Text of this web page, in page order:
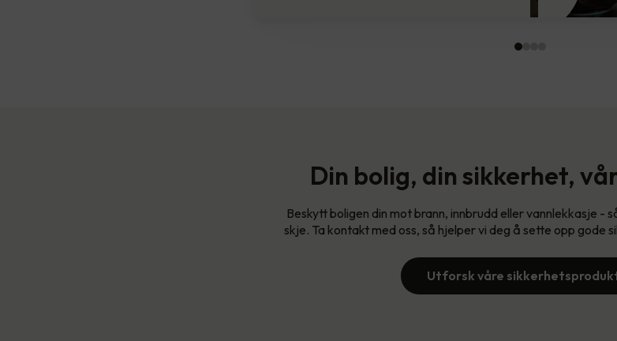
Din bolig, din sikkerhet,
Beskytt boligen din mot brann, innbrudd eller vannlekkasje -
skje. Ta kontakt med oss, så hjelper vi deg å sette opp gode
Utforsk våre